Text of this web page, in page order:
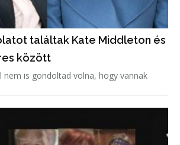
találtak Kate Middleton és
között
nem is gondoltad volna, hogy vannak